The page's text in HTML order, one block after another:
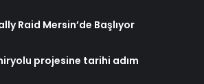
Raid Mersin’de Başlıyor
projesine tarihi adım